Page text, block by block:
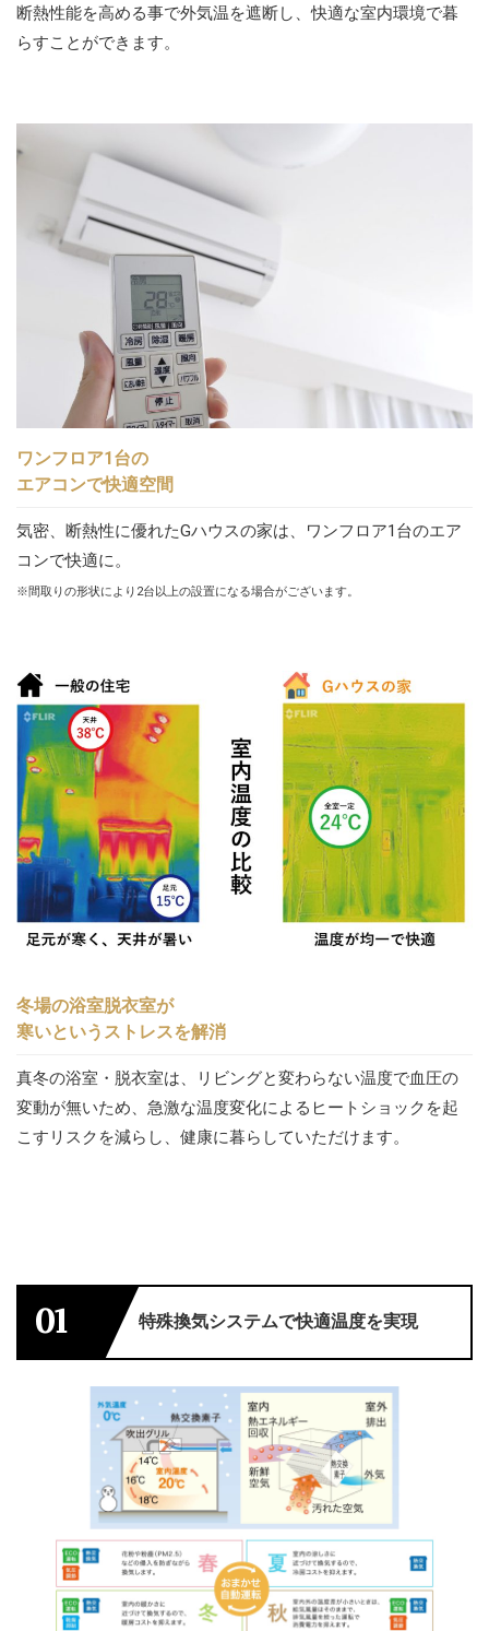
断熱性能を高める事で外気温を遮断し、快適な室内環境で暮
らすことができます。
ワンフロア1台の
エアコンで快適空間
気密、断熱性に優れたGハウスの家は、ワンフロア1台のエア
コンで快適に。
※間取りの形状により2台以上の設置になる場合がございます。
冬場の浴室脱衣室が
寒いというストレスを解消
真冬の浴室・脱衣室は、リビングと変わらない温度で血圧の
変動が無いため、急激な温度変化によるヒートショックを起
こすリスクを減らし、健康に暮らしていただけます。
01 特殊換気システムで快適温度を実現